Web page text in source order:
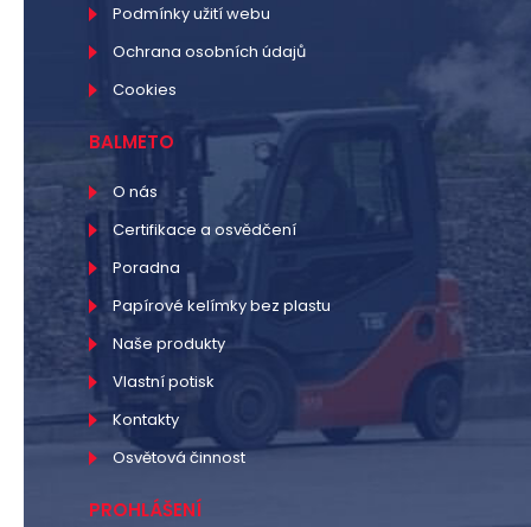
Podmínky užití webu
Ochrana osobních údajů
Cookies
BALMETO
O nás
Certifikace a osvědčení
Poradna
Papírové kelímky bez plastu
Naše produkty
Vlastní potisk
Kontakty
Osvětová činnost
PROHLÁŠENÍ